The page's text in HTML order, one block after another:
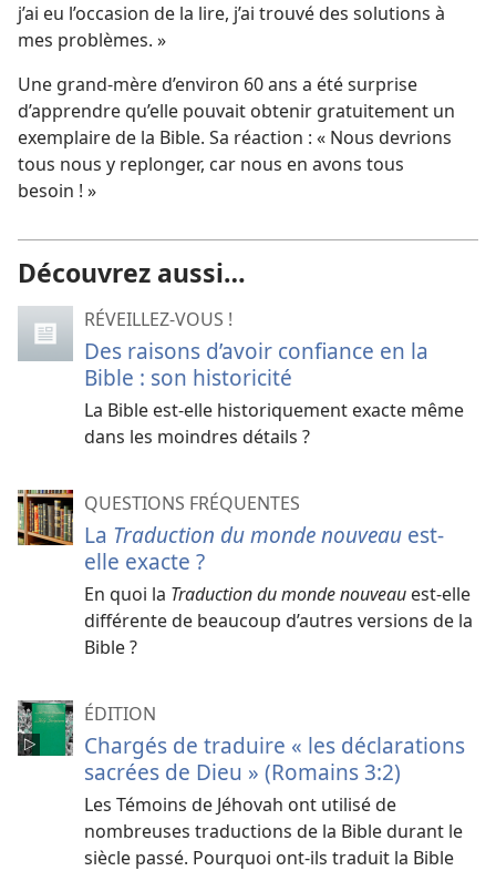
j’ai eu l’occasion de la lire, j’ai trouvé des solutions à
mes problèmes. »
Une grand-mère d’environ 60 ans a été surprise
d’apprendre qu’elle pouvait obtenir gratuitement un
exemplaire de la Bible. Sa réaction : « Nous devrions
tous nous y replonger, car nous en avons tous
besoin ! »
Découvrez aussi…
RÉVEILLEZ-VOUS !
Des raisons d’avoir confiance en la
Bible : son historicité
La Bible est-elle historiquement exacte même
dans les moindres détails ?
QUESTIONS FRÉQUENTES
La Traduction du monde nouveau est-
elle exacte ?
En quoi la Traduction du monde nouveau est-elle
différente de beaucoup d’autres versions de la
Bible ?
ÉDITION
Chargés de traduire « les déclarations
sacrées de Dieu » (Romains 3:2)
Les Témoins de Jéhovah ont utilisé de
nombreuses traductions de la Bible durant le
siècle passé. Pourquoi ont-ils traduit la Bible